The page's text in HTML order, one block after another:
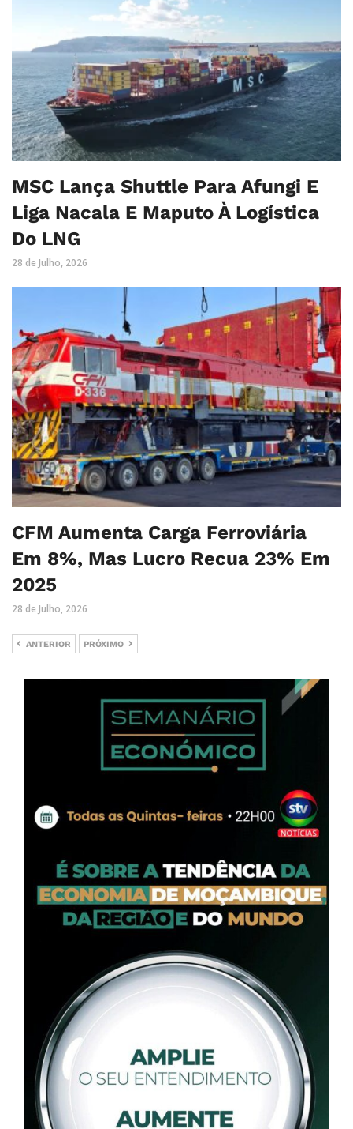
MSC Lança Shuttle Para Afungi E
Liga Nacala E Maputo À Logística
Do LNG
28 de Julho, 2026
CFM Aumenta Carga Ferroviária
Em 8%, Mas Lucro Recua 23% Em
2025
28 de Julho, 2026
ANTERIOR PRÓXIMO